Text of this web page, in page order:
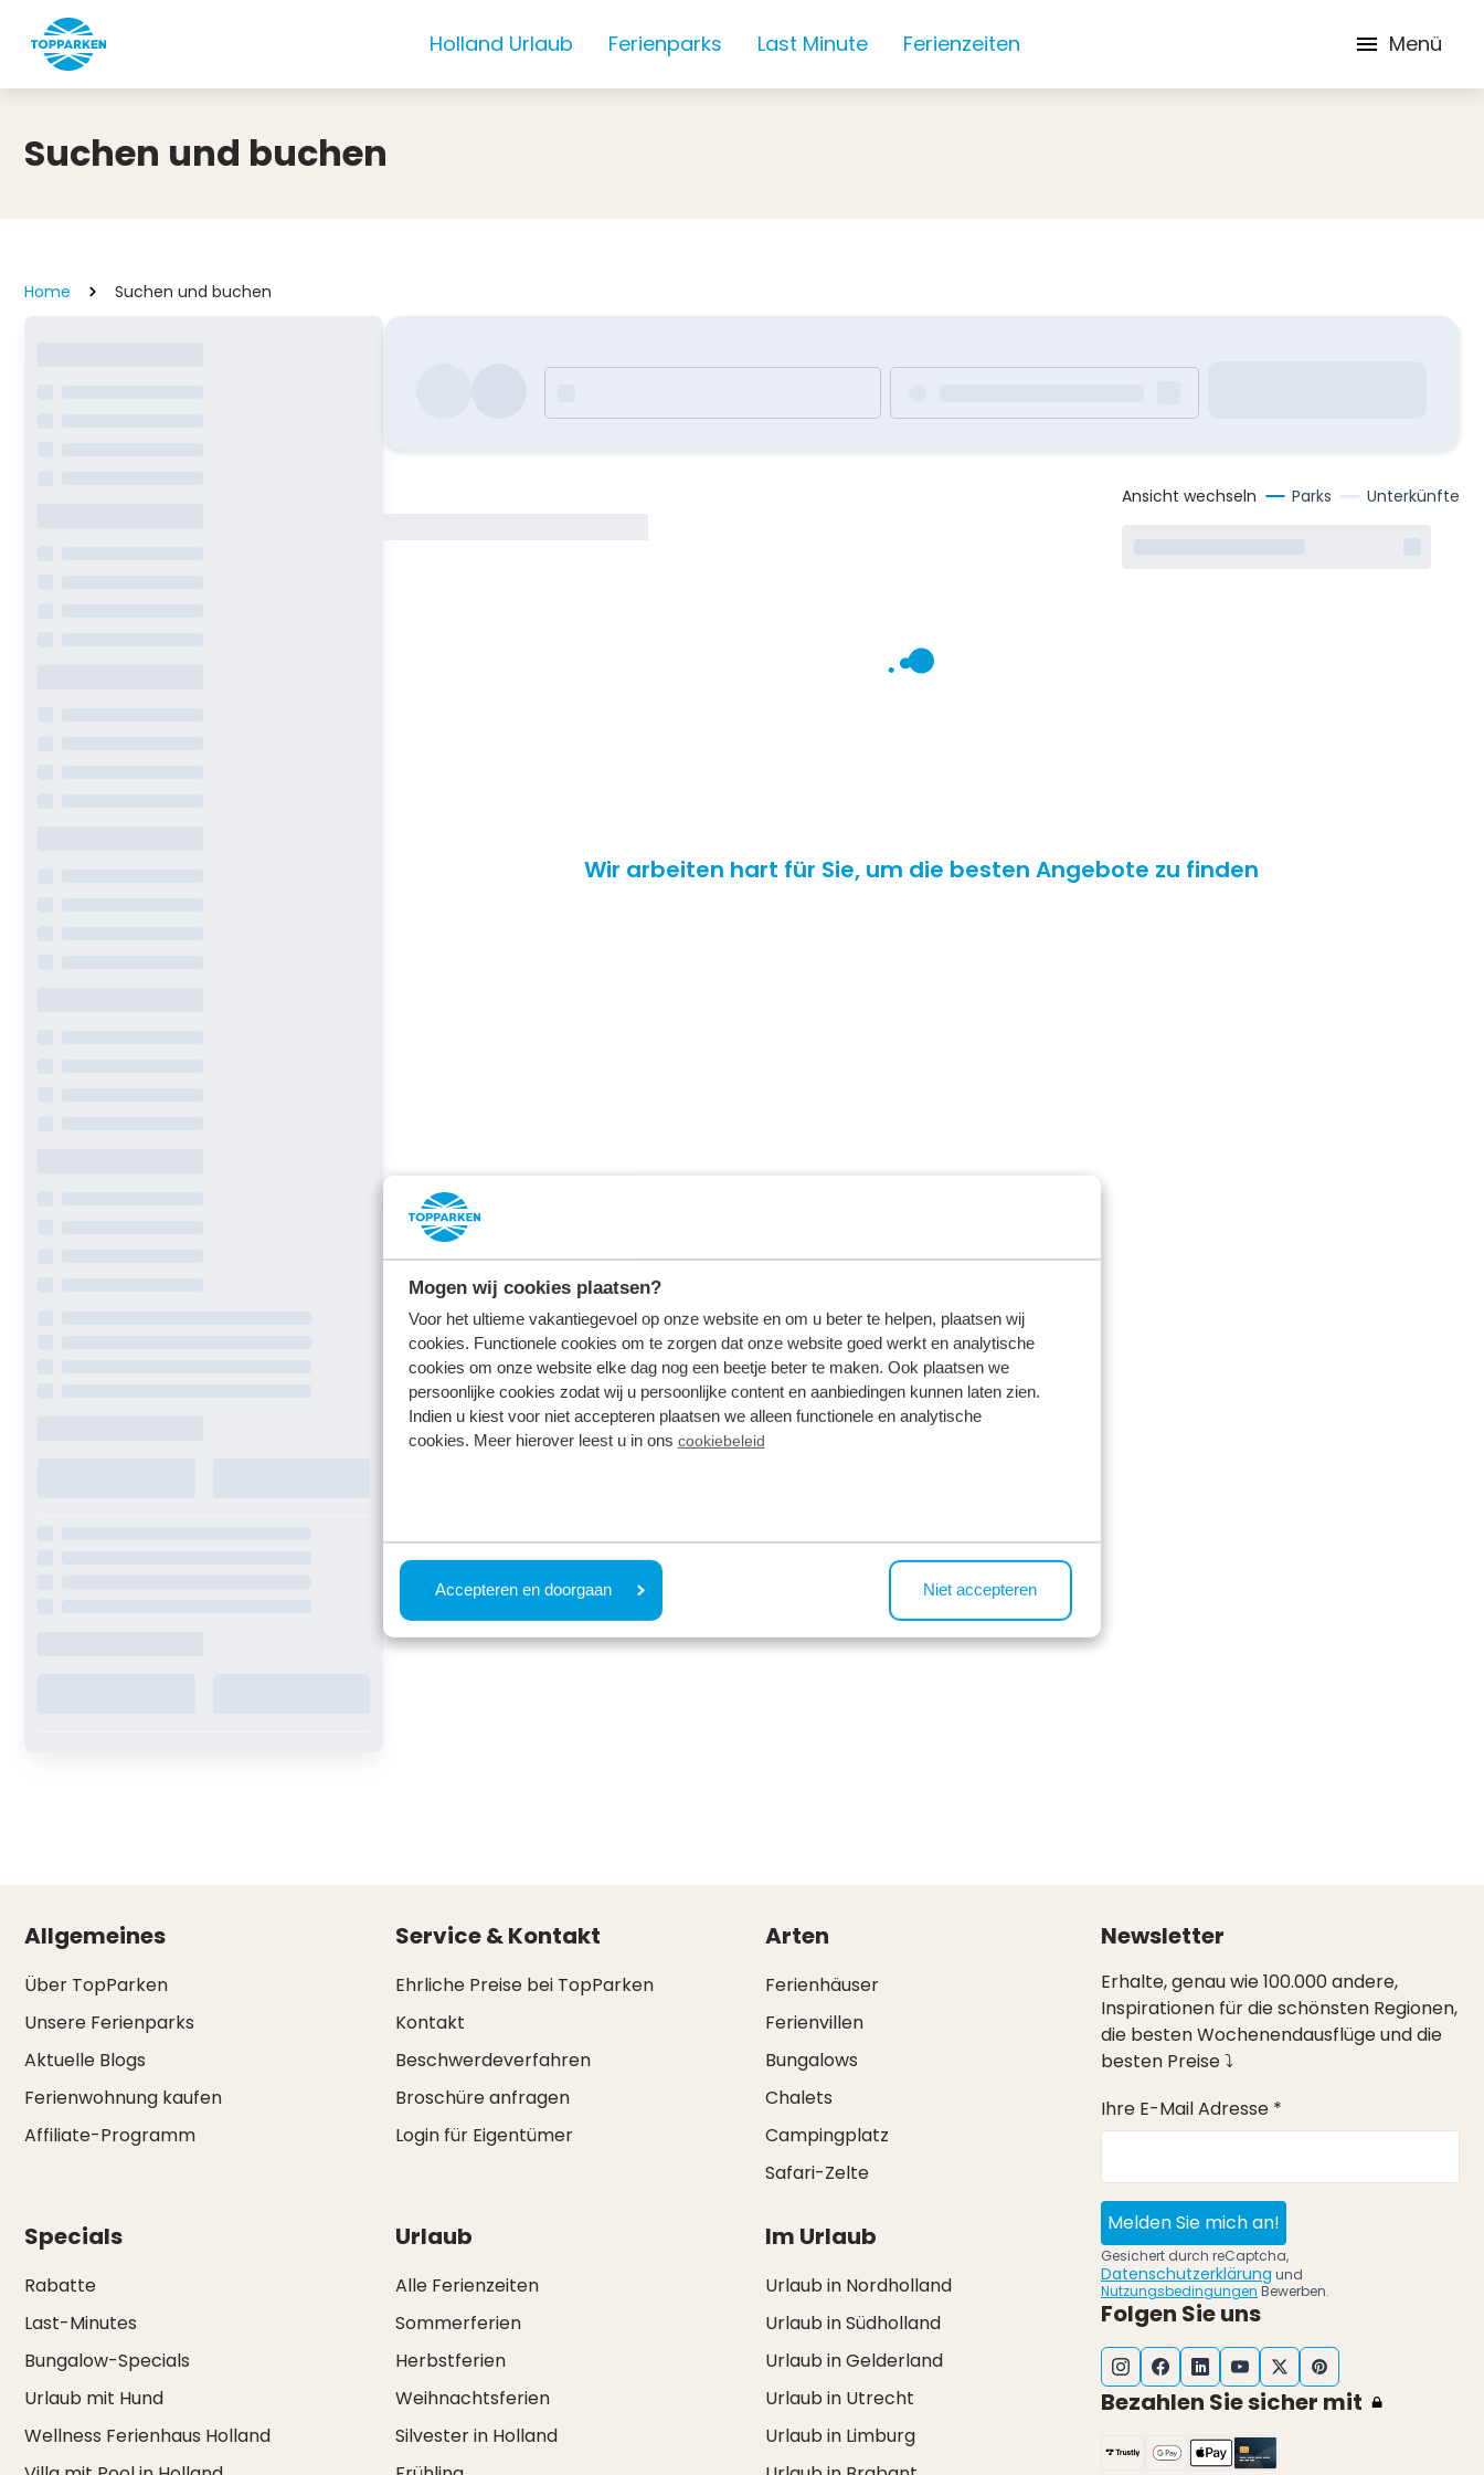
Mogen wij cookies plaatsen?
Voor het ultieme vakantiegevoel op onze website en om u beter te helpen, plaatsen wij
cookies. Functionele cookies om te zorgen dat onze website goed werkt en analytische
cookies om onze website elke dag nog een beetje beter te maken. Ook plaatsen we
persoonlijke cookies zodat wij u persoonlijke content en aanbiedingen kunnen laten zien.
Indien u kiest voor niet accepteren plaatsen we alleen functionele en analytische
cookies. Meer hierover leest u in ons cookiebeleid
Accepteren en doorgaan Niet accepteren
Holland Urlaub Ferienparks Last Minute Ferienzeiten Menü
Suchen und buchen
Home Suchen und buchen
Ansicht wechseln Parks Unterkünfte
Wir arbeiten hart für Sie, um die besten Angebote zu finden
Allgemeines
Über TopParken
Unsere Ferienparks
Aktuelle Blogs
Ferienwohnung kaufen
Affiliate-Programm
Service & Kontakt
Ehrliche Preise bei TopParken
Kontakt
Beschwerdeverfahren
Broschüre anfragen
Login für Eigentümer
Arten
Ferienhäuser
Ferienvillen
Bungalows
Chalets
Campingplatz
Safari-Zelte
Specials
Rabatte
Last-Minutes
Bungalow-Specials
Urlaub mit Hund
Wellness Ferienhaus Holland
Urlaub
Alle Ferienzeiten
Sommerferien
Herbstferien
Weihnachtsferien
Silvester in Holland
Im Urlaub
Urlaub in Nordholland
Urlaub in Südholland
Urlaub in Gelderland
Urlaub in Utrecht
Urlaub in Limburg
Newsletter
Erhalte, genau wie 100.000 andere,
Inspirationen für die schönsten Regionen,
die besten Wochenendausflüge und die
besten Preise ⤵
Ihre E-Mail Adresse *
Melden Sie mich an!
Gesichert durch reCaptcha,
Datenschutzerklärung und
Nutzungsbedingungen Bewerben.
Folgen Sie uns
Bezahlen Sie sicher mit